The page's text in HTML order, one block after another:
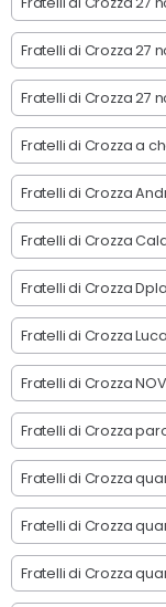
Fratelli di Crozza 27
Fratelli di Crozza 27
Fratelli di Crozza a
Fratelli di Crozza
Fratelli di Crozza
Fratelli di Crozza
Fratelli di Crozza
Fratelli di Crozza
Fratelli di Crozza
Fratelli di Crozza
Fratelli di Crozza
Fratelli di Crozza